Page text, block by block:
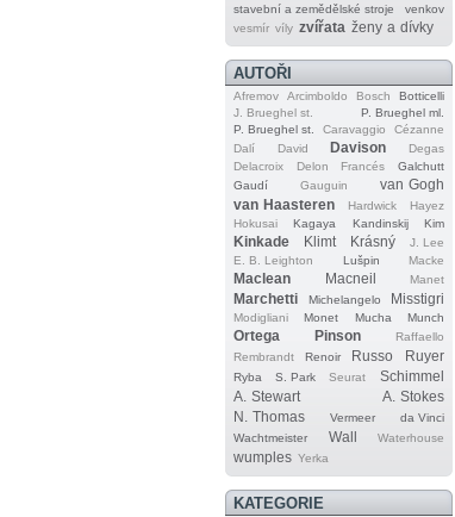
stavební a zemědělské stroje
venkov
vesmír víly zvířata ženy a dívky
AUTOŘI
Afremov Arcimboldo Bosch
Botticelli
J. Brueghel st.
P. Brueghel ml.
P. Brueghel st.
Caravaggio
Cézanne
Dalí
David Davison
Degas
Delacroix
Delon Francés
Galchutt
Gaudí
Gauguin
van Gogh
van Haasteren
Hardwick
Hayez
Hokusai
Kagaya Kandinskij Kim
Kinkade Klimt Krásný
J. Lee
E. B. Leighton
Lušpin Macke
Maclean Macneil Manet
Marchetti Michelangelo Misstigri
Modigliani Monet Mucha Munch
Ortega Pinson
Raffaello
Rembrandt
Renoir Russo Ruyer
Ryba S. Park Seurat
Schimmel
A. Stewart
A. Stokes
N. Thomas
Vermeer
da Vinci
Wachtmeister
Wall Waterhouse
wumples Yerka
KATEGORIE